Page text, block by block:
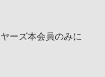
ーズ本会員のみに